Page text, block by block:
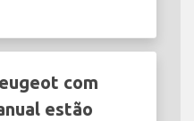
com
estão